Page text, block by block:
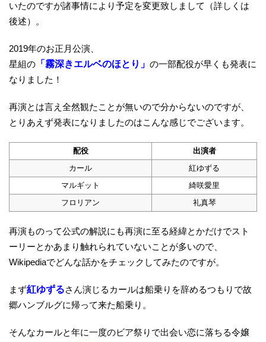
いたのですが諸事情により予定を変更致しまして（詳しくは
後述）。
2019年のお正月公演、
星組の 「霧深きエルベのほとり」 の一部配役が早くも発表に
なりました！
再演とは言え全然観たことが無いので分からないのですが、
とりあえず発表になりましたのはこんな感じでございます。
配役
出演者
カール
紅ゆずる
マルギット
綺咲愛里
フロリアン
礼真琴
再演ものって公式の解説にも再演に至る経緯とかだけでスト
ーリーとかあまり触れられていないことが多いので、
Wikipediaでどんな話かをチェックしてみたのですが。
まず紅ゆずるさん演じるカールは船乗りを辞めるつもりで故
郷ハンブルグに帰って来た船乗り。
そんなカールと年に一度のビア祭りで出会い恋に落ちる令嬢